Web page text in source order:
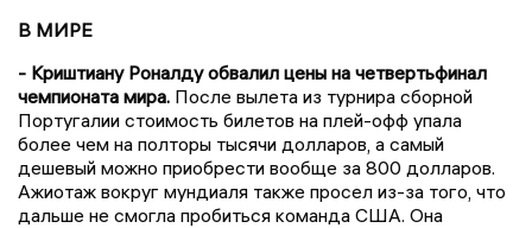
В МИРЕ
- Криштиану Роналду обвалил цены на четвертьфинал
чемпионата мира. После вылета из турнира сборной
Португалии стоимость билетов на плей-офф упала
более чем на полторы тысячи долларов, а самый
дешевый можно приобрести вообще за 800 долларов.
Ажиотаж вокруг мундиаля также просел из-за того, что
дальше не смогла пробиться команда США. Она